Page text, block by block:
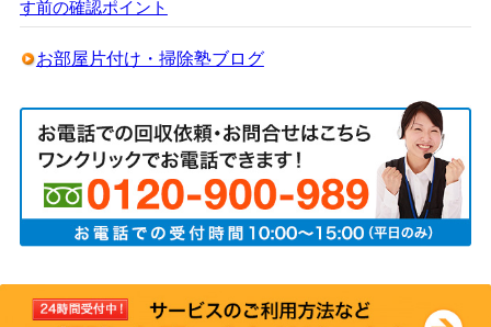
す前の確認ポイント
お部屋片付け・掃除塾ブログ